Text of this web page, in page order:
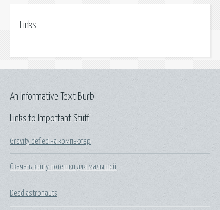
Links
Links to Important Stuff
Gravity defied на компьютер
Скачать книгу потешки для малышей
Dead astronauts
An Informative Text Blurb